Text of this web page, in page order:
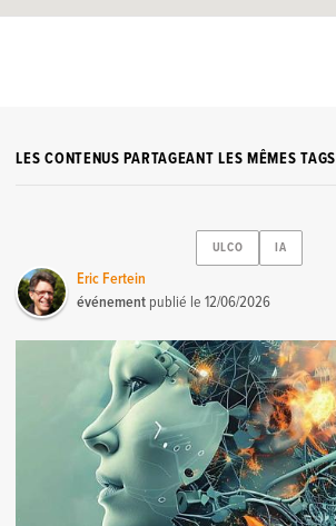
LES CONTENUS PARTAGEANT LES MÊMES TAGS
ULCO IA
Eric Fertein
événement publié le12/06/2026